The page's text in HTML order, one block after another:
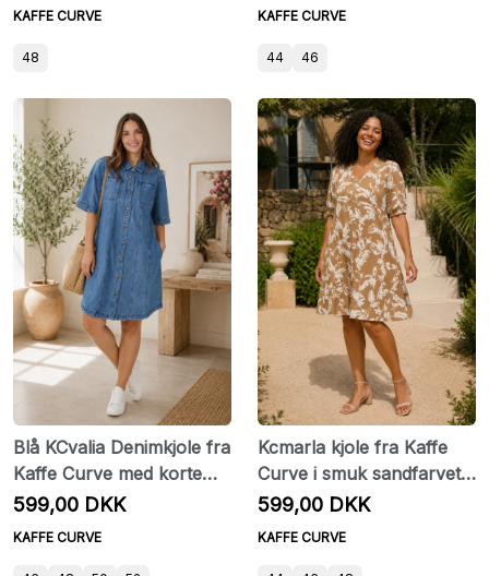
KAFFE CURVE
48
KAFFE CURVE
44 46
Blå KCvalia Denimkjole fra
Kaffe Curve med korte
ærmer
599,00 DKK
KAFFE CURVE
Kcmarla kjole fra Kaffe
Curve i smuk sandfarvet
nuance med cremefarvet
599,00 DKK
KAFFE CURVE